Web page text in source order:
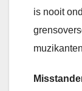
is nooit